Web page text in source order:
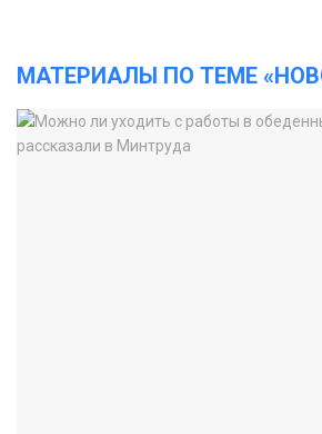
МАТЕРИАЛЫ ПО ТЕМЕ